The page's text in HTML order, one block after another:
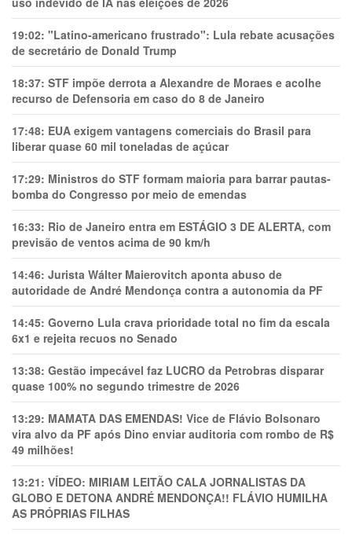
19:02: "Latino-americano frustrado": Lula rebate acusações
de secretário de Donald Trump
18:37: STF impõe derrota a Alexandre de Moraes e acolhe
recurso de Defensoria em caso do 8 de Janeiro
17:48: EUA exigem vantagens comerciais do Brasil para
liberar quase 60 mil toneladas de açúcar
17:29: Ministros do STF formam maioria para barrar pautas-
bomba do Congresso por meio de emendas
16:33: Rio de Janeiro entra em ESTÁGIO 3 DE ALERTA, com
previsão de ventos acima de 90 km/h
14:46: Jurista Wálter Maierovitch aponta abuso de
autoridade de André Mendonça contra a autonomia da PF
14:45: Governo Lula crava prioridade total no fim da escala
6x1 e rejeita recuos no Senado
13:38: Gestão impecável faz LUCRO da Petrobras disparar
quase 100% no segundo trimestre de 2026
13:29: MAMATA DAS EMENDAS! Vice de Flávio Bolsonaro
vira alvo da PF após Dino enviar auditoria com rombo de R$
49 milhões!
13:21: VÍDEO: MIRIAM LEITÃO CALA JORNALISTAS DA
GLOBO E DETONA ANDRÉ MENDONÇA!! FLÁVIO HUMILHA
AS PRÓPRIAS FILHAS